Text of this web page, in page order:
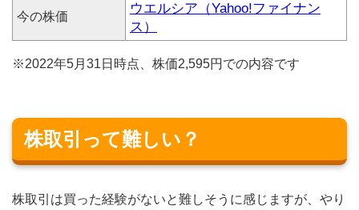
今の株価
ウエルシア（Yahoo!ファイナン
ス）
※2022年5月31日時点、株価2,595円での内容です
株取引って難しい？
株取引は買った経験がないと難しそうに感じますが、やり